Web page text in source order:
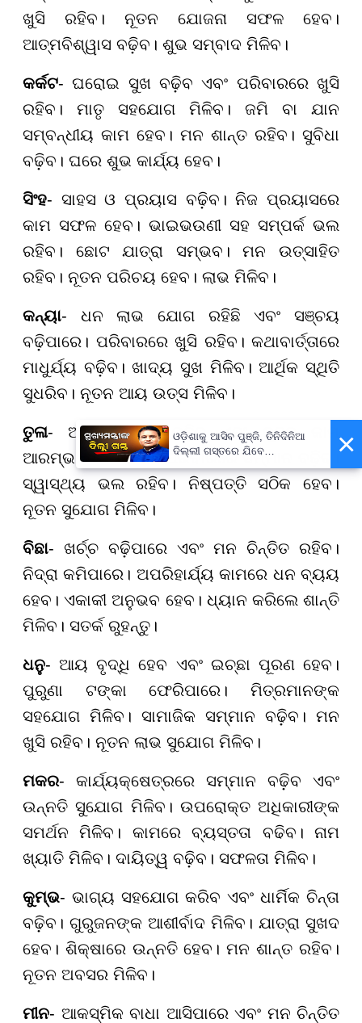
ଖୁସି ରହିବ। ନୂତନ ଯୋଜନା ସଫଳ ହେବ।
ଆତ୍ମବିଶ୍ୱାସ ବଢ଼ିବ। ଶୁଭ ସମ୍ବାଦ ମିଳିବ।
କର୍କଟ- ଘରୋଇ ସୁଖ ବଢ଼ିବ ଏବଂ ପରିବାରରେ ଖୁସି
ରହିବ। ମାତୃ ସହଯୋଗ ମିଳିବ। ଜମି ବା ଯାନ
ସମ୍ବନ୍ଧୀୟ କାମ ହେବ। ମନ ଶାନ୍ତ ରହିବ। ସୁବିଧା
ବଢ଼ିବ। ଘରେ ଶୁଭ କାର୍ଯ୍ୟ ହେବ।
ସିଂହ- ସାହସ ଓ ପ୍ରୟାସ ବଢ଼ିବ। ନିଜ ପ୍ରୟାସରେ
କାମ ସଫଳ ହେବ। ଭାଇଭଉଣୀ ସହ ସମ୍ପର୍କ ଭଲ
ରହିବ। ଛୋଟ ଯାତ୍ରା ସମ୍ଭବ। ମନ ଉତ୍ସାହିତ
ରହିବ। ନୂତନ ପରିଚୟ ହେବ। ଲାଭ ମିଳିବ।
କନ୍ୟା- ଧନ ଲାଭ ଯୋଗ ରହିଛି ଏବଂ ସଞ୍ଚୟ
ବଢ଼ିପାରେ। ପରିବାରରେ ଖୁସି ରହିବ। କଥାବାର୍ତ୍ତାରେ
ମାଧୁର୍ଯ୍ୟ ବଢ଼ିବ। ଖାଦ୍ୟ ସୁଖ ମିଳିବ। ଆର୍ଥିକ ସ୍ଥିତି
ସୁଧରିବ। ନୂତନ ଆୟ ଉତ୍ସ ମିଳିବ।
ତୁଳା- ଆତ୍ମବିଶ୍ୱାସ ବଢ଼ିବ ଏବଂ ନୂତନ କାମ
ଆରମ୍ଭ କରିପାରିବେ। ପରିବାରରେ ସମ୍ମାନ ବଢ଼ିବ।
ସ୍ୱାସ୍ଥ୍ୟ ଭଲ ରହିବ। ନିଷ୍ପତ୍ତି ସଠିକ ହେବ।
ନୂତନ ସୁଯୋଗ ମିଳିବ।
ବିଛା- ଖର୍ଚ୍ଚ ବଢ଼ିପାରେ ଏବଂ ମନ ଚିନ୍ତିତ ରହିବ।
ନିଦ୍ରା କମିପାରେ। ଅପରିହାର୍ଯ୍ୟ କାମରେ ଧନ ବ୍ୟୟ
ହେବ। ଏକାକୀ ଅନୁଭବ ହେବ। ଧ୍ୟାନ କରିଲେ ଶାନ୍ତି
ମିଳିବ। ସତର୍କ ରୁହନ୍ତୁ।
ଧନୁ- ଆୟ ବୃଦ୍ଧି ହେବ ଏବଂ ଇଚ୍ଛା ପୂରଣ ହେବ।
ପୁରୁଣା ଟଙ୍କା ଫେରିପାରେ। ମିତ୍ରମାନଙ୍କ
ସହଯୋଗ ମିଳିବ। ସାମାଜିକ ସମ୍ମାନ ବଢ଼ିବ। ମନ
ଖୁସି ରହିବ। ନୂତନ ଲାଭ ସୁଯୋଗ ମିଳିବ।
ମକର- କାର୍ଯ୍ୟକ୍ଷେତ୍ରରେ ସମ୍ମାନ ବଢ଼ିବ ଏବଂ
ଉନ୍ନତି ସୁଯୋଗ ମିଳିବ। ଉପରୋକ୍ତ ଅଧିକାରୀଙ୍କ
ସମର୍ଥନ ମିଳିବ। କାମରେ ବ୍ୟସ୍ତତା ବଢିବ। ନାମ
ଖ୍ୟାତି ମିଳିବ। ଦାୟିତ୍ୱ ବଢ଼ିବ। ସଫଳତା ମିଳିବ।
କୁମ୍ଭ- ଭାଗ୍ୟ ସହଯୋଗ କରିବ ଏବଂ ଧାର୍ମିକ ଚିନ୍ତା
ବଢ଼ିବ। ଗୁରୁଜନଙ୍କ ଆଶୀର୍ବାଦ ମିଳିବ। ଯାତ୍ରା ସୁଖଦ
ହେବ। ଶିକ୍ଷାରେ ଉନ୍ନତି ହେବ। ମନ ଶାନ୍ତ ରହିବ।
ନୂତନ ଅବସର ମିଳିବ।
ମୀନ- ଆକସ୍ମିକ ବାଧା ଆସିପାରେ ଏବଂ ମନ ଚିନ୍ତିତ
×
ଓଡ଼ିଶାକୁ ଆସିବ ପୁଞ୍ଜି, ତିନିଦିନିଆ
ଦିଲ୍ଲୀ ଗସ୍ତରେ ଯିବେ